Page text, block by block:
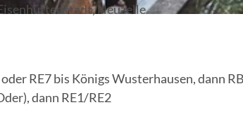
Neuzelle
RE7 bis Königs Wusterhausen, dann
dann RE1/RE2